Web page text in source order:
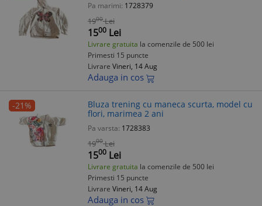
Pa marimi: 1728379
1900 Lei
1500 Lei
Livrare gratuita la comenzile de 500 lei
Primesti 15 puncte
Livrare Vineri, 14 Aug
Adauga in cos
-21%
Bluza trening cu maneca scurta, model cu
flori, marimea 2 ani
Pa varsta: 1728383
1900 Lei
1500 Lei
Livrare gratuita la comenzile de 500 lei
Primesti 15 puncte
Livrare Vineri, 14 Aug
Adauga in cos